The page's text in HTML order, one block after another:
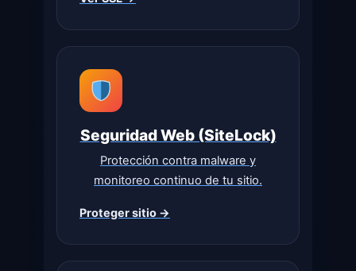
Seguridad Web (SiteLock)
Protección contra malware y
monitoreo continuo de tu sitio.
Proteger sitio →